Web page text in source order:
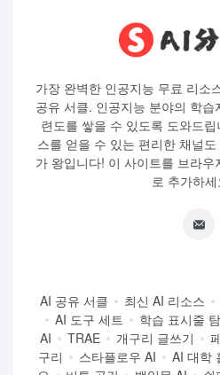
가장 완벽한 인공지능 무료 리소
공유 서클. 인공지능 분야의 학
련도를 쌓을 수 있도록 도와드
스를 얻을 수 있는 편리한 채널
가 왕입니다! 이 사이트를 브라
로 추가하
AI 공유 서클 최신 AI 리소스
AI 도구 세트
학습 표시줄
AI
TRAE 개구리 글쓰기
구리
스타플로우 AI AI 대학